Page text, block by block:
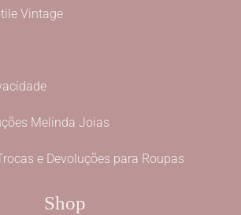
Vintage
Melinda Joias
e Devoluções para Roupas
Shop